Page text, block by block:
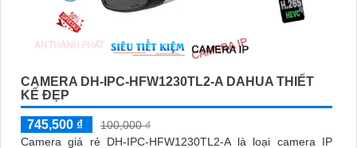
CAMERA DH-IPC-HFW1230TL2-A DAHUA THIẾT
KẾ ĐẸP
745,500 ₫
100,000 ₫
Camera giá rẻ DH-IPC-HFW1230TL2-A là loại camera IP